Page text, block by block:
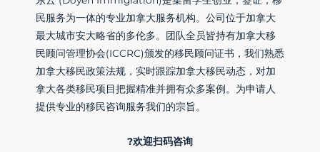
民服务为一体的专业加拿大服务机构。公司位于加拿大
最大城市安大略省的多伦多。团队全员皆持有加拿大移
民顾问管理协会(ICCRC)颁发的移民顾问证书，我们熟悉
加拿大移民政策法规，实时跟踪加拿大移民动态，对加
拿大各类移民项目把握精准并拥有众多案例。为申请人
提供专业的移民咨询服务我们的宗旨。
?欢迎扫码咨询